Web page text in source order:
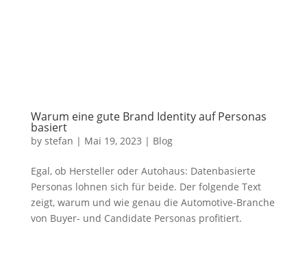
Warum eine gute Brand Identity auf Personas
basiert
by stefan | Mai 19, 2023 | Blog
Egal, ob Hersteller oder Autohaus: Datenbasierte
Personas lohnen sich für beide. Der folgende Text
zeigt, warum und wie genau die Automotive-Branche
von Buyer- und Candidate Personas profitiert.